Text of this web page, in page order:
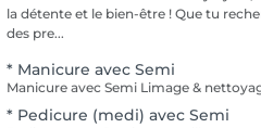
la détente et le bien-être ! Que tu recherches des soins classiques ou
des pre...
* Manicure avec Semi
* Pedicure (medi) avec Semi